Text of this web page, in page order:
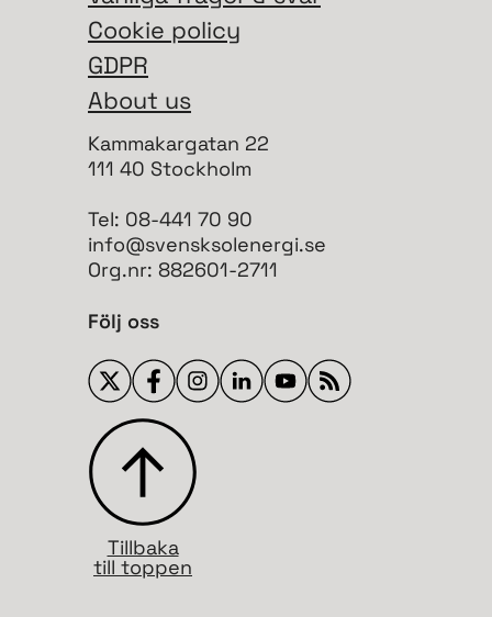
Cookie policy
GDPR
About us
Kammakargatan 22
111 40 Stockholm
Tel: 08-441 70 90
info@svensksolenergi.se
Org.nr: 882601-2711
Följ oss
Tillbaka
till toppen